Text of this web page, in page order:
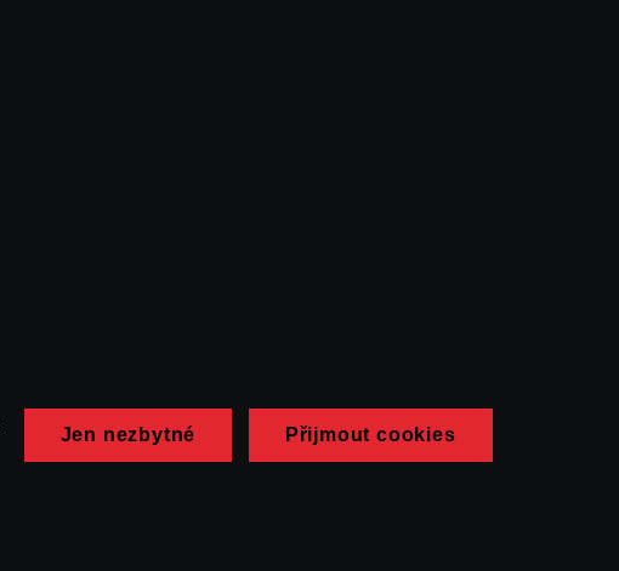
Jen nezbytné Přijmout cookies